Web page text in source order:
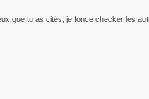
que tu as cités, je fonce checker les